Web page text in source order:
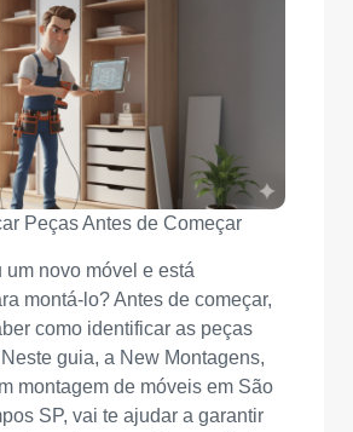
Peças Antes de Começar
um novo móvel e está
montá-lo? Antes de começar,
como identificar as peças
guia, a New Montagens,
montagem de móveis em São
SP, vai te ajudar a garantir